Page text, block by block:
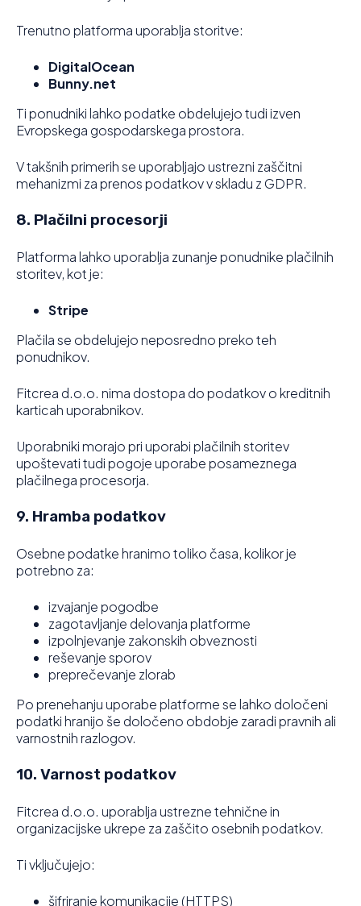
Trenutno platforma uporablja storitve:
DigitalOcean
Bunny.net
Ti ponudniki lahko podatke obdelujejo tudi izven
Evropskega gospodarskega prostora.
V takšnih primerih se uporabljajo ustrezni zaščitni
mehanizmi za prenos podatkov v skladu z GDPR.
8. Plačilni procesorji
Platforma lahko uporablja zunanje ponudnike plačilnih
storitev, kot je:
Stripe
Plačila se obdelujejo neposredno preko teh
ponudnikov.
Fitcrea d.o.o. nima dostopa do podatkov o kreditnih
karticah uporabnikov.
Uporabniki morajo pri uporabi plačilnih storitev
upoštevati tudi pogoje uporabe posameznega
plačilnega procesorja.
9. Hramba podatkov
Osebne podatke hranimo toliko časa, kolikor je
potrebno za:
izvajanje pogodbe
zagotavljanje delovanja platforme
izpolnjevanje zakonskih obveznosti
reševanje sporov
preprečevanje zlorab
Po prenehanju uporabe platforme se lahko določeni
podatki hranijo še določeno obdobje zaradi pravnih ali
varnostnih razlogov.
10. Varnost podatkov
Fitcrea d.o.o. uporablja ustrezne tehnične in
organizacijske ukrepe za zaščito osebnih podatkov.
Ti vključujejo:
šifriranje komunikacije (HTTPS)